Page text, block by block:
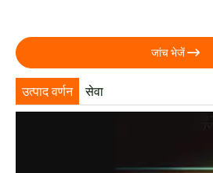
जांच भेजें
उत्पाद वर्णन सेवा